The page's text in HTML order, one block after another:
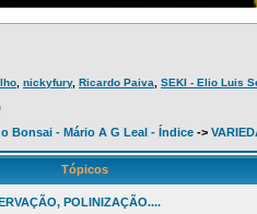
nickyfury, Ricardo Paiva
SEKI - Elio Luis
Bonsai - Mário A G Leal - Índice ->
Tópicos
POLINIZAÇÃO....